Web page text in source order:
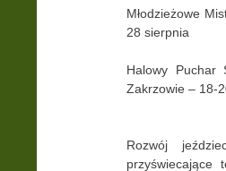
Młodzieżowe
28 sierpnia
Halowy
Zakrzowie – 18-
Rozwój
przyświecające